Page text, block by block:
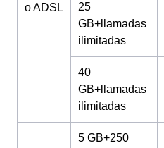
o ADSL
25
GB+llamadas
ilimitadas
40
GB+llamadas
ilimitadas
5 GB+250